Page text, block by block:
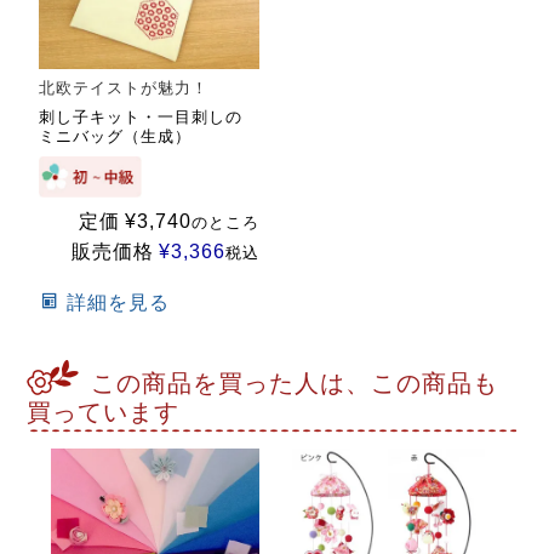
北欧テイストが魅力！
刺し子キット・一目刺しの
ミニバッグ（生成）
定価 ¥3,740のところ
販売価格 ¥3,366税込
詳細を見る
この商品を買った人は、この商品も
買っています